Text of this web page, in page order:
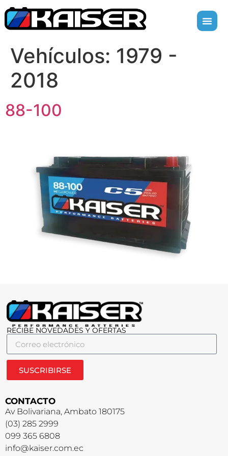
Vehículos: 1979 -
2018
88-100
RECIBE NOVEDADES Y OFERTAS
SUSCRIBIRSE
CONTACTO
Av Bolivariana, Ambato 180175
(03) 285 2999
099 365 6808
info@kaiser.com.ec